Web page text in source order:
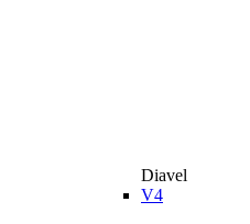
Diavel
V4